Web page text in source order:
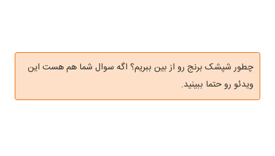
چطور شپشک برنج رو از بین ببریم؟ اگه سوال شما هم هست این
ویدئو رو حتما ببینید.